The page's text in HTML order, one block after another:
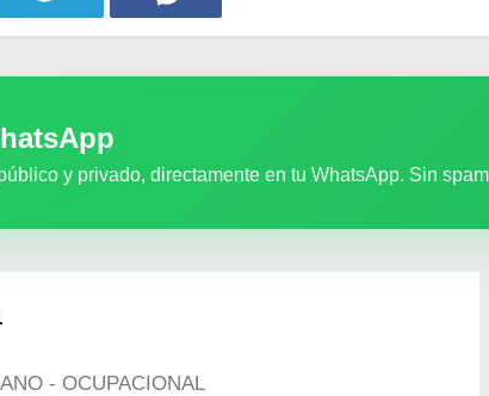
y privado, directamente en tu WhatsApp. Sin
- OCUPACIONAL